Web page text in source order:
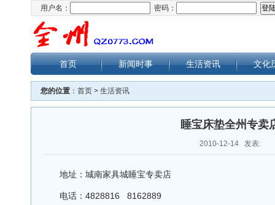
用户名： 密码：
首页 新闻时事 生活资讯 文化
您的位置 ： 首页 > 生活资讯
睡宝床垫全州专卖
2010-12-14 发表:
地址：城南家具城睡宝专卖店
电话：4828816 8162889